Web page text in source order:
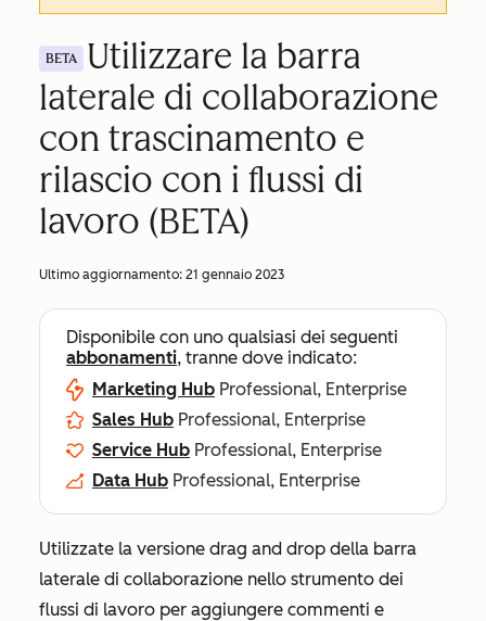
BETA
Utilizzare la barra
laterale di collaborazione
con trascinamento e
rilascio con i flussi di
lavoro (BETA)
Ultimo aggiornamento: 21 gennaio 2023
Disponibile con uno qualsiasi dei seguenti
abbonamenti, tranne dove indicato:
Marketing Hub Professional, Enterprise
Sales Hub Professional, Enterprise
Service Hub Professional, Enterprise
Data Hub Professional, Enterprise
Utilizzate la versione drag and drop della barra
laterale di collaborazione nello strumento dei
flussi di lavoro per aggiungere commenti e